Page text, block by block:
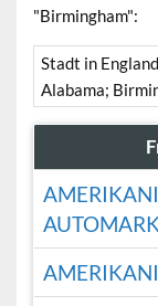
"Birmingham":
Stadt in
Alabama;